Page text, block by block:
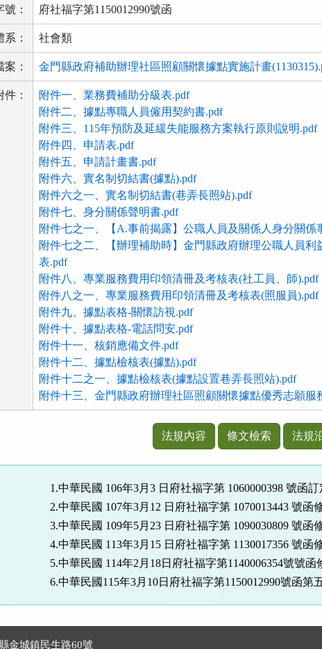
： 府社福字第1150012990號函
： 社會類
： 金門縣政府補助辦理社區照顧關懷據點實施計畫
件：
附件一、業務費補助分級表.pdf
附件二、據點專職人員僱用契約書.pdf
附件三、115年預防及延緩失能服務方案執行原則說明.pdf
附件四、申請表.pdf
附件五、申請計畫書.pdf
附件六、實名制切結書(據點).pdf
附件六之一、實名制切結書(巷弄長照站).pdf
附件七、身分關係聲明書.pdf
附件七之一、【A.事前揭露】公職人員及關係人身分關係
附件七之二、【辦理補助時】金門縣政府辦理公職人員
表.pdf
附件八、專業服務費用印領清冊及考核表(社工員、師).pdf
附件八之一、專業服務費用印領清冊及考核表(照服員).pdf
附件九、據點表格-關懷訪視.pdf
附件十、據點表格-電話問安.pdf
附件十一、核銷應備文件.pdf
附件十二、據點檢核表(據點).pdf
附件十二之一、據點檢核表(據點設置巷弄長照站).pdf
附件十三、金門縣政府辦理社區照顧關懷據點優秀志願服
法規內容 條文檢索 法規
1.中華民國 106年3月3 日府社福字第 1060000398 號函訂
2.中華民國 107年3月12 日府社福字第 1070013443 號函
3.中華民國 109年5月23 日府社福字第 1090030809 號函
4.中華民國 113年3月15 日府社福字第 1130017356 號函
5.中華民國 114年2月18日府社福字第1140006354號號函
6.中華民國115年3月10日府社福字第1150012990號函第
金城鎮民生路60號